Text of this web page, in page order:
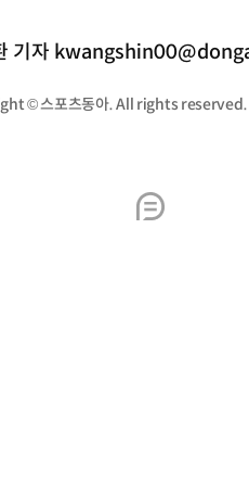
기자
© 스포츠동아. All rights reserved.